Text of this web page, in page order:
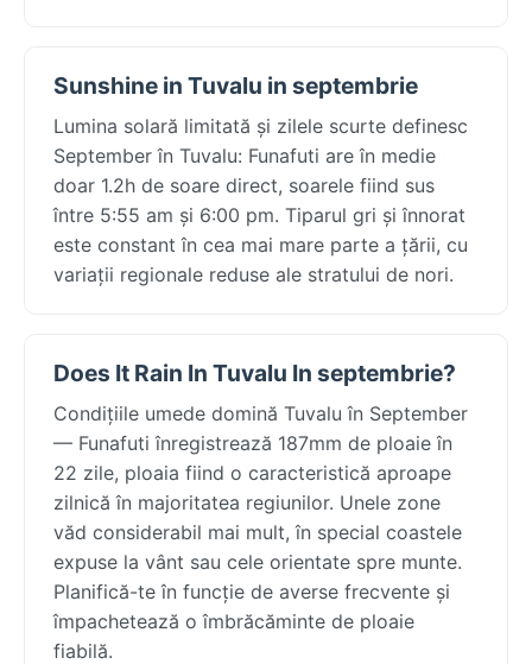
Sunshine in Tuvalu in septembrie
Lumina solară limitată și zilele scurte definesc
September în Tuvalu: Funafuti are în medie
doar 1.2h de soare direct, soarele fiind sus
între 5:55 am și 6:00 pm. Tiparul gri și înnorat
este constant în cea mai mare parte a țării, cu
variații regionale reduse ale stratului de nori.
Does It Rain In Tuvalu In septembrie?
Condițiile umede domină Tuvalu în September
— Funafuti înregistrează 187mm de ploaie în
22 zile, ploaia fiind o caracteristică aproape
zilnică în majoritatea regiunilor. Unele zone
văd considerabil mai mult, în special coastele
expuse la vânt sau cele orientate spre munte.
Planifică-te în funcție de averse frecvente și
împachetează o îmbrăcăminte de ploaie
fiabilă.